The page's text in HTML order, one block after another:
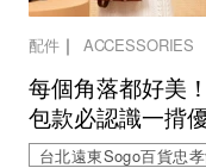
配件｜ ACCESSORIES
每個角落都好美
包款必認識一揹
台北遠東Sogo百貨忠